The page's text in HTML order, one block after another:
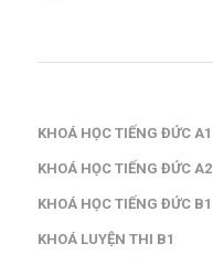
KHOÁ HỌC TIẾNG ĐỨC A1
KHOÁ HỌC TIẾNG ĐỨC A2
KHOÁ HỌC TIẾNG ĐỨC B1
KHOÁ LUYỆN THI B1